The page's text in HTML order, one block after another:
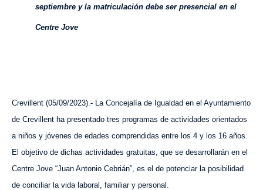
septiembre y la matriculación debe ser presencial en el
Centre Jove
Crevillent (05/09/2023).- La Concejalía de Igualdad en el Ayuntamiento
de Crevillent ha presentado tres programas de actividades orientados
a niños y jóvenes de edades comprendidas entre los 4 y los 16 años.
El objetivo de dichas actividades gratuitas, que se desarrollarán en el
Centre Jove “Juan Antonio Cebrián”, es el de potenciar la posibilidad
de conciliar la vida laboral, familiar y personal.